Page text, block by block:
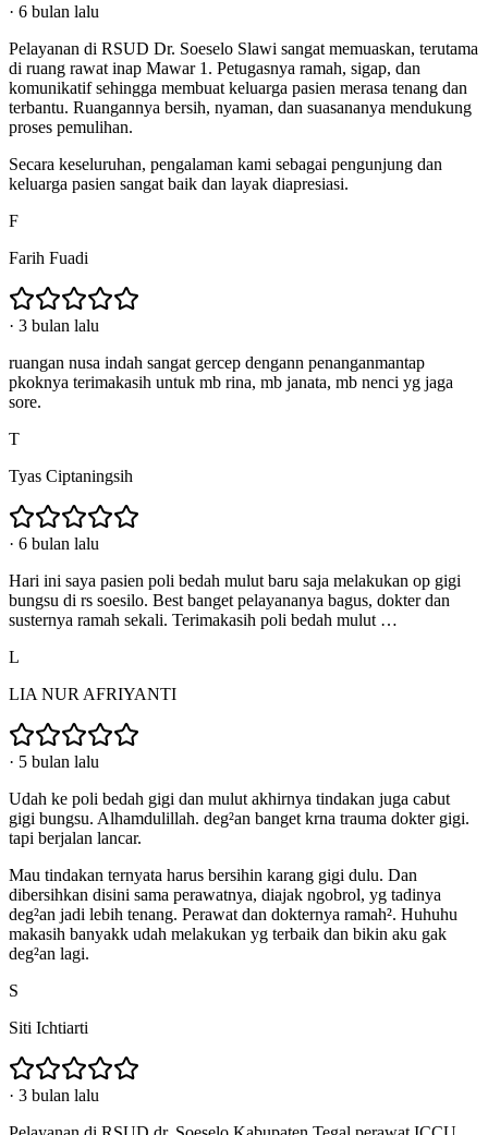
· 6 bulan lalu
Pelayanan di RSUD Dr. Soeselo Slawi sangat memuaskan, terutama
di ruang rawat inap Mawar 1. Petugasnya ramah, sigap, dan
komunikatif sehingga membuat keluarga pasien merasa tenang dan
terbantu. Ruangannya bersih, nyaman, dan suasananya mendukung
proses pemulihan.
Secara keseluruhan, pengalaman kami sebagai pengunjung dan
keluarga pasien sangat baik dan layak diapresiasi.
F
Farih Fuadi
· 3 bulan lalu
ruangan nusa indah sangat gercep dengann penanganmantap
pkoknya terimakasih untuk mb rina, mb janata, mb nenci yg jaga
sore.
T
Tyas Ciptaningsih
· 6 bulan lalu
Hari ini saya pasien poli bedah mulut baru saja melakukan op gigi
bungsu di rs soesilo. Best banget pelayananya bagus, dokter dan
susternya ramah sekali. Terimakasih poli bedah mulut …
L
LIA NUR AFRIYANTI
· 5 bulan lalu
Udah ke poli bedah gigi dan mulut akhirnya tindakan juga cabut
gigi bungsu. Alhamdulillah. deg²an banget krna trauma dokter gigi.
tapi berjalan lancar.
Mau tindakan ternyata harus bersihin karang gigi dulu. Dan
dibersihkan disini sama perawatnya, diajak ngobrol, yg tadinya
deg²an jadi lebih tenang. Perawat dan dokternya ramah². Huhuhu
makasih banyakk udah melakukan yg terbaik dan bikin aku gak
deg²an lagi.
S
Siti Ichtiarti
· 3 bulan lalu